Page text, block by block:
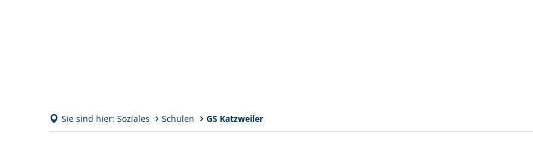
Sie sind hier: Soziales Schulen GS Katzweiler